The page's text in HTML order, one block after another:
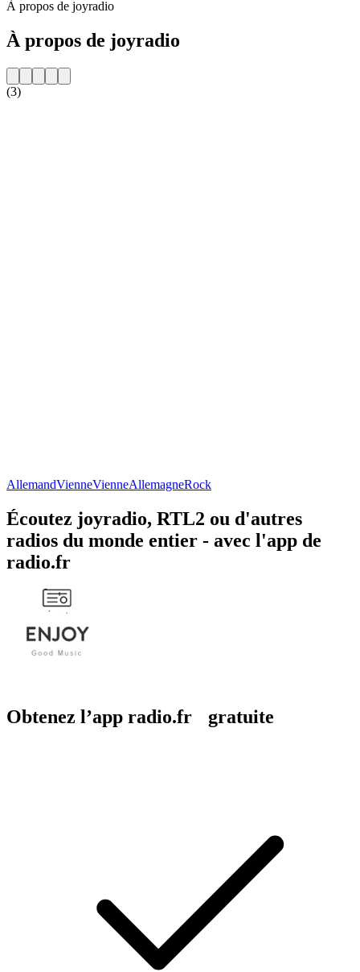
À propos de joyradio
À propos de joyradio
(3)
AllemandVienneVienneAllemagneRock
Écoutez joyradio, RTL2 ou d'autres
radios du monde entier - avec l'app de
radio.fr
Obtenez l’app radio.fr gratuite